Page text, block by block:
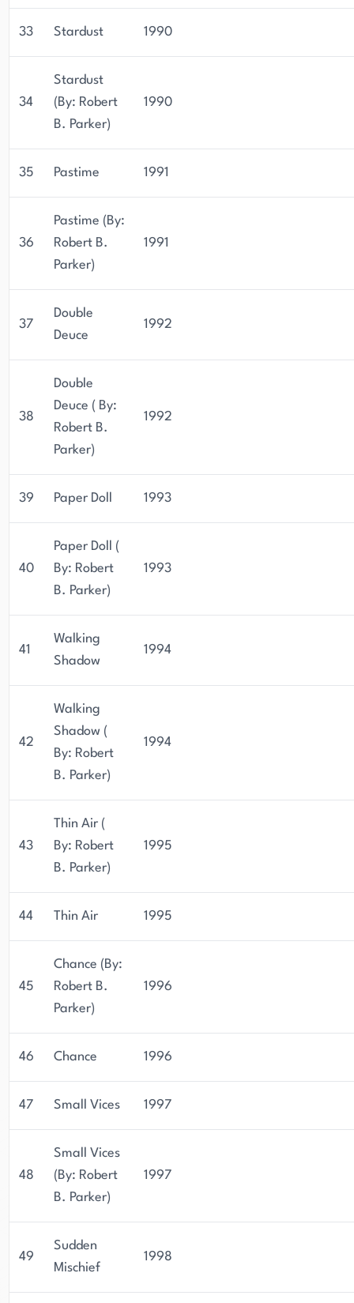
33 Stardust 1990
34
Stardust
(By: Robert
B. Parker)
1990
35 Pastime 1991
36
Pastime (By:
Robert B.
Parker)
1991
37
Double
Deuce
1992
38
Double
Deuce ( By:
Robert B.
Parker)
1992
39 Paper Doll 1993
40
Paper Doll (
By: Robert
B. Parker)
1993
41
Walking
Shadow
1994
42
Walking
Shadow (
By: Robert
B. Parker)
1994
43
Thin Air (
By: Robert
B. Parker)
1995
44 Thin Air 1995
45
Chance (By:
Robert B.
Parker)
1996
46 Chance 1996
47 Small Vices 1997
48
Small Vices
(By: Robert
B. Parker)
1997
49
Sudden
Mischief
1998